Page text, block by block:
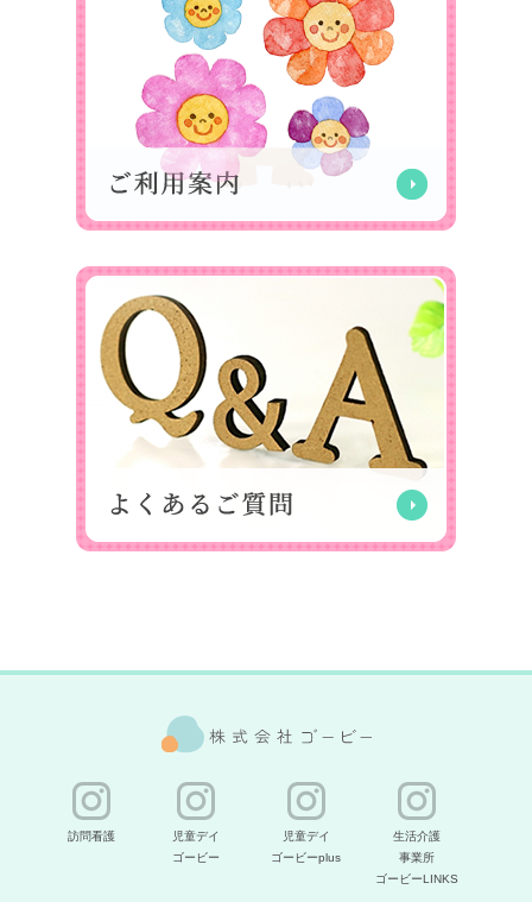
訪問看護
児童デイ
ゴービー
児童デイ
ゴービーplus
生活介護
事業所
ゴービーLINKS